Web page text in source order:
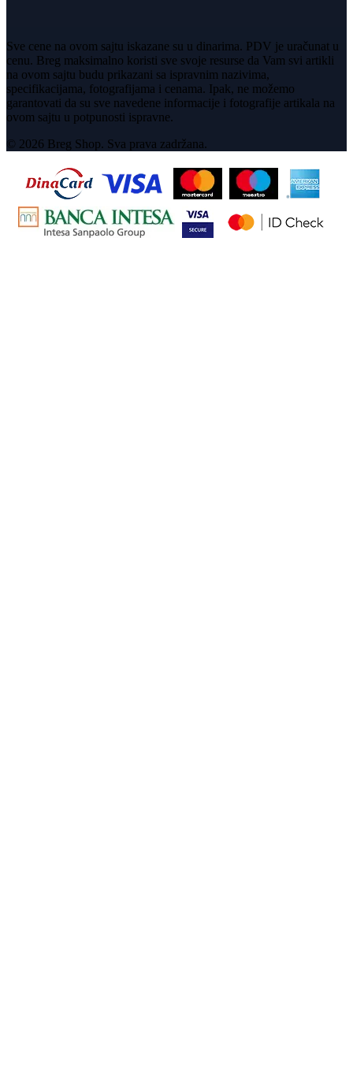
Sve cene na ovom sajtu iskazane su u dinarima. PDV je uračunat u
cenu. Breg maksimalno koristi sve svoje resurse da Vam svi artikli
na ovom sajtu budu prikazani sa ispravnim nazivima,
specifikacijama, fotografijama i cenama. Ipak, ne možemo
garantovati da su sve navedene informacije i fotografije artikala na
ovom sajtu u potpunosti ispravne.
© 2026 Breg Shop. Sva prava zadržana.